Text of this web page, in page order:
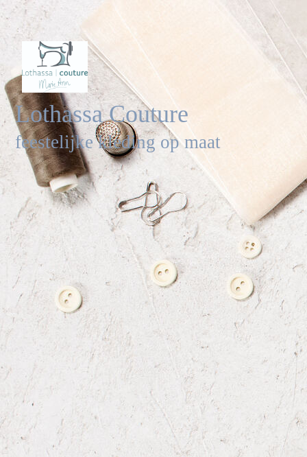
Lothassa Couture
feestelijke kleding op maat